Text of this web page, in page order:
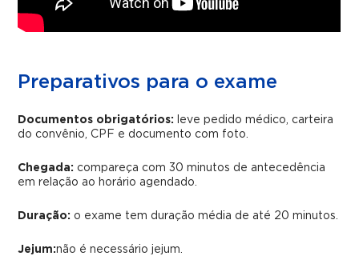
Preparativos para o exame
Documentos obrigatórios:
leve pedido médico, carteira
do convênio, CPF e documento com foto.
Chegada: compareça com 30 minutos de antecedência
em relação ao horário agendado.
Duração: o exame tem duração média de até 20 minutos.
Jejum:não é necessário jejum.